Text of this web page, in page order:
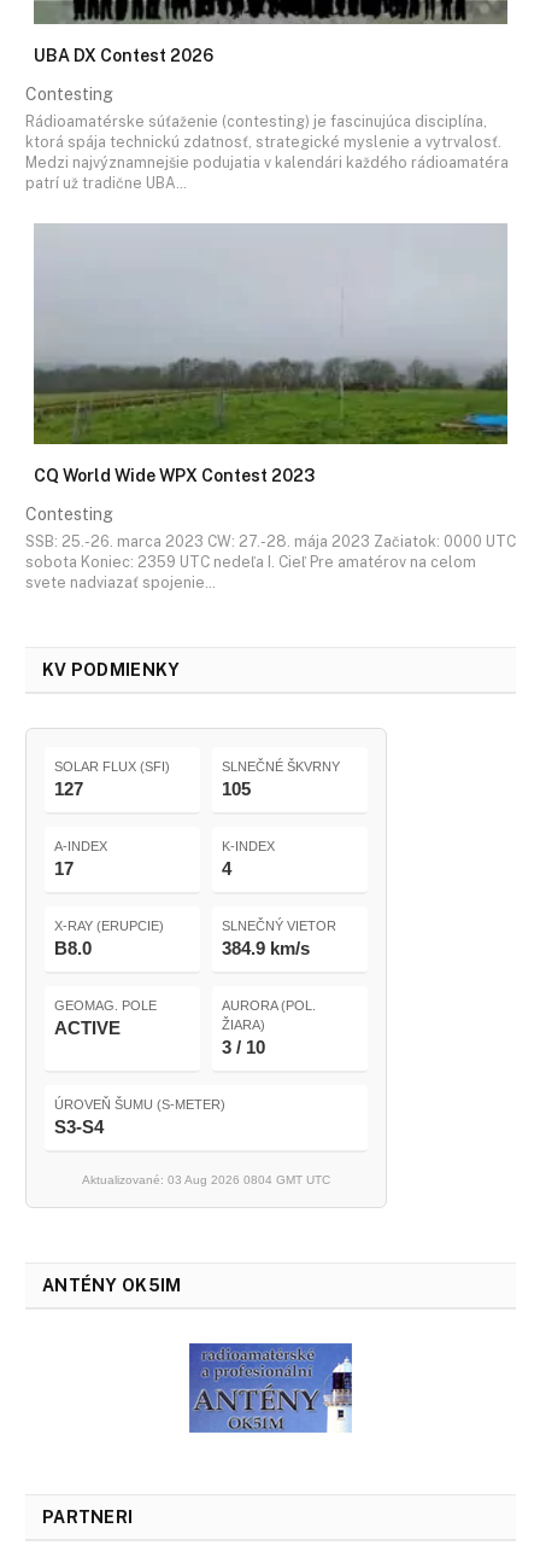
UBA DX Contest 2026
Contesting
Rádioamatérske súťaženie (contesting) je fascinujúca disciplína,
ktorá spája technickú zdatnosť, strategické myslenie a vytrvalosť.
Medzi najvýznamnejšie podujatia v kalendári každého rádioamatéra
patrí už tradične UBA…
CQ World Wide WPX Contest 2023
Contesting
SSB: 25.-26. marca 2023 CW: 27.-28. mája 2023 Začiatok: 0000 UTC
sobota Koniec: 2359 UTC nedeľa I. Cieľ Pre amatérov na celom
svete nadviazať spojenie…
KV PODMIENKY
SOLAR FLUX (SFI)
127
SLNEČNÉ ŠKVRNY
105
A-INDEX
17
K-INDEX
4
X-RAY (ERUPCIE)
B8.0
SLNEČNÝ VIETOR
384.9 km/s
GEOMAG. POLE
ACTIVE
AURORA (POL.
ŽIARA)
3 / 10
ÚROVEŇ ŠUMU (S-METER)
S3-S4
Aktualizované: 03 Aug 2026 0804 GMT UTC
ANTÉNY OK5IM
PARTNERI